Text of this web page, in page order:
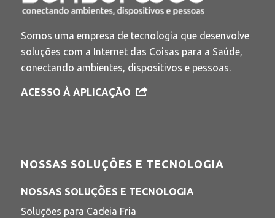
Somos uma empresa de tecnologia que desenvolve
soluções com a Internet das Coisas para a Saúde,
conectando ambientes, dispositivos e pessoas.
ACESSO À APLICAÇÃO
NOSSAS SOLUÇÕES E TECNOLOGIA
NOSSAS SOLUÇÕES E TECNOLOGIA
Soluções para Cadeia Fria